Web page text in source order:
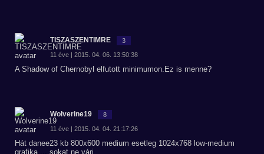
TISZASZENTIMRE 3
11 éve | 2015. 04. 06. 13:50:38
A Shadow of Chernobyl elfutott minimumon.Ez is menne?
Wolverine19 8
11 éve | 2015. 04. 04. 21:17:26
Hát danee23 kb 800x600 medium esetleg 1024x768 low-medium
grafika.... sokat ne várj